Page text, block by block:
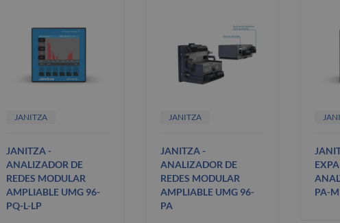
JANITZA
JANITZA -
ANALIZADOR DE
REDES MODULAR
AMPLIABLE UMG 96-
PQ-L-LP
JANITZA
JANITZA -
ANALIZADOR DE
REDES MODULAR
AMPLIABLE UMG 96-
PA
PA-